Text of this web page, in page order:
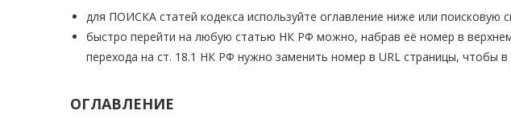
для ПОИСКА статей кодекса используйте оглавление ниже или поисковую
быстро перейти на любую статью НК РФ можно, набрав её номер в
перехода на ст. 18.1 НК РФ нужно заменить номер в URL страницы, чтобы
ОГЛАВЛЕНИЕ